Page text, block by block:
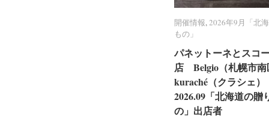
開催情報,2026年9月「北
もの」
パネットーネとスコ
店 Belgio（札幌市南
kuraché（クラシェ）
2026.09「北海道の贈
の」出店者
開催情報 2026年9月「北
もの」
パネットーネとスコ
店 Belgio（札幌市南
kuraché（クラシェ）
2026.09「北海道の贈
の」出店者